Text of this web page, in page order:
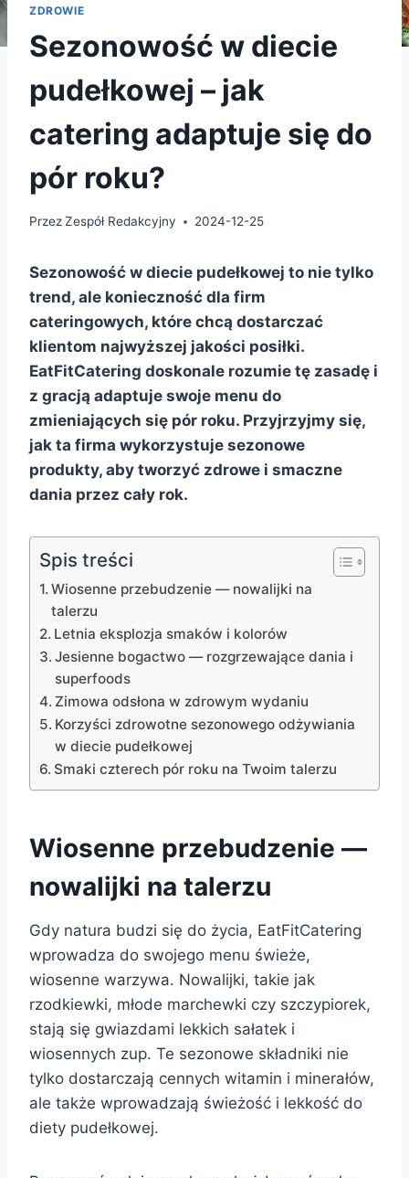
ZDROWIE
Sezonowość w diecie
pudełkowej – jak
catering adaptuje się do
pór roku?
PrzezZespół Redakcyjny 2024-12-25
Sezonowość w diecie pudełkowej to nie tylko
trend, ale konieczność dla firm
cateringowych, które chcą dostarczać
klientom najwyższej jakości posiłki.
EatFitCatering doskonale rozumie tę zasadę i
z gracją adaptuje swoje menu do
zmieniających się pór roku. Przyjrzyjmy się,
jak ta firma wykorzystuje sezonowe
produkty, aby tworzyć zdrowe i smaczne
dania przez cały rok.
Spis treści
Wiosenne przebudzenie — nowalijki na
talerzu
Letnia eksplozja smaków i kolorów
Jesienne bogactwo — rozgrzewające dania i
superfoods
Zimowa odsłona w zdrowym wydaniu
Korzyści zdrowotne sezonowego odżywiania
w diecie pudełkowej
Smaki czterech pór roku na Twoim talerzu
Wiosenne przebudzenie —
nowalijki na talerzu
Gdy natura budzi się do życia, EatFitCatering
wprowadza do swojego menu świeże,
wiosenne warzywa. Nowalijki, takie jak
rzodkiewki, młode marchewki czy szczypiorek,
stają się gwiazdami lekkich sałatek i
wiosennych zup. Te sezonowe składniki nie
tylko dostarczają cennych witamin i minerałów,
ale także wprowadzają świeżość i lekkość do
diety pudełkowej.